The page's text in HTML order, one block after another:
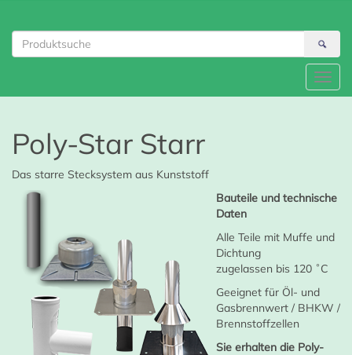
Poly-Star Starr
Das starre Stecksystem aus Kunststoff
Bauteile und technische
Daten
Alle Teile mit Muffe und
Dichtung
zugelassen bis 120 ˚C
Geeignet für Öl- und
Gasbrennwert / BHKW /
Brennstoffzellen
Sie erhalten die Poly-